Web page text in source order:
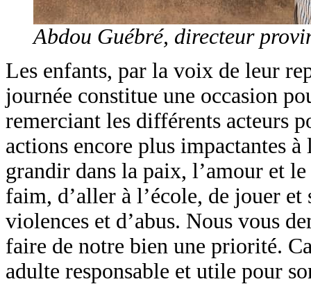
Abdou Guébré, directeur
Les enfants, par la voix de leur
journée constitue une occasion
remerciant les différents acteurs
actions encore plus impactantes
grandir dans la paix, l’amour et
faim, d’aller à l’école, de jouer
violences et d’abus. Nous vous
faire de notre bien une priorité.
adulte responsable et utile pour